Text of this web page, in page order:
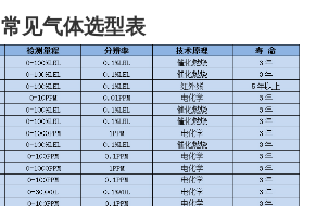
常见气体选型表